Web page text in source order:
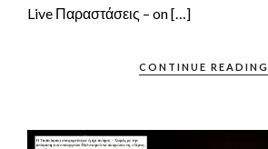
Live Παραστάσεις – on […]
CONTINUE READING